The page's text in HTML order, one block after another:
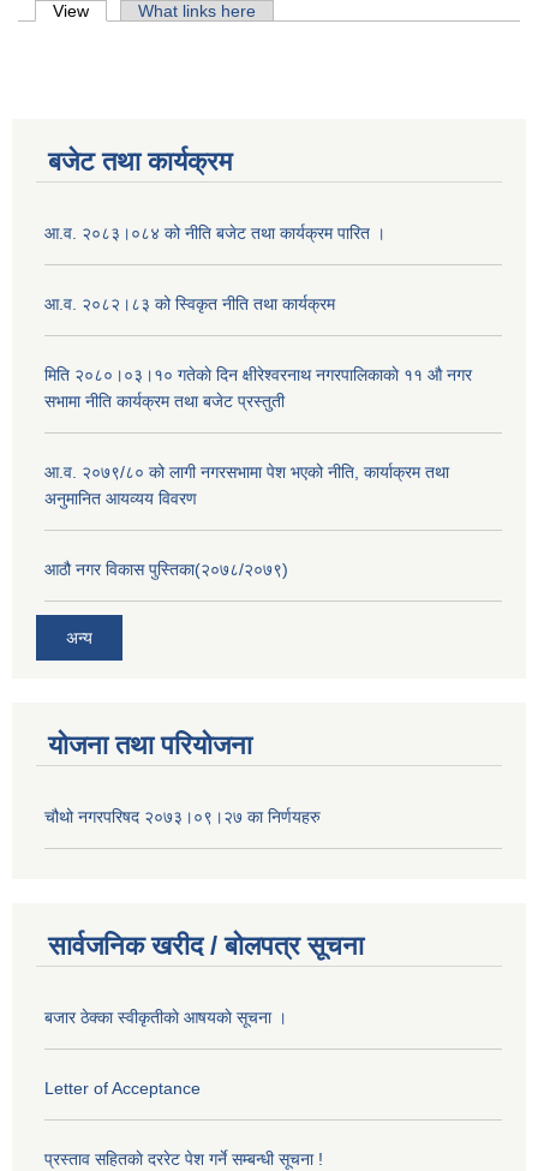
Primary tabs
View (active tab)What links here
बजेट तथा कार्यक्रम
आ.व. २०८३।०८४ को नीति बजेट तथा कार्यक्रम पारित ।
आ.व. २०८२।८३ को स्विकृत नीति तथा कार्यक्रम
मिति २०८०।०३।१० गतेकाे दिन क्षीरेश्वरनाथ नगरपालिकाकाे ११ ‍औ नगर
सभामा नीति कार्यक्रम तथा बजेट प्रस्तुती
आ.व. २०७९/८० को लागी नगरसभामा पेश भएको नीति, कार्याक्रम तथा
अनुमानित आयव्यय विवरण
आठौ नगर विकास पुस्तिका(२०७८/२०७९)
अन्य
योजना तथा परियोजना
चौथो नगरपरिषद २०७३।०९।२७ का निर्णयहरु
सार्वजनिक खरीद / बोलपत्र सूचना
बजार ठेक्का स्वीकृतीकाे आषयकाे सूचना ।
Letter of Acceptance
प्रस्ताव सहितकाे दररेट पेश गर्ने सम्बन्धी सूचना !